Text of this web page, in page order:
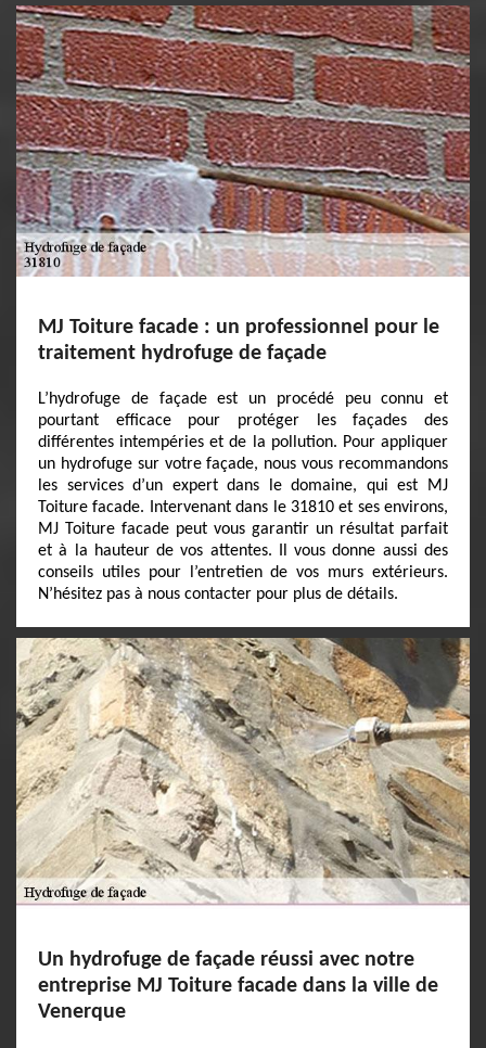
MJ Toiture facade : un professionnel pour le
traitement hydrofuge de façade
L’hydrofuge de façade est un procédé peu connu et
pourtant efficace pour protéger les façades des
différentes intempéries et de la pollution. Pour appliquer
un hydrofuge sur votre façade, nous vous recommandons
les services d’un expert dans le domaine, qui est MJ
Toiture facade. Intervenant dans le 31810 et ses environs,
MJ Toiture facade peut vous garantir un résultat parfait
et à la hauteur de vos attentes. Il vous donne aussi des
conseils utiles pour l’entretien de vos murs extérieurs.
N’hésitez pas à nous contacter pour plus de détails.
Un hydrofuge de façade réussi avec notre
entreprise MJ Toiture facade dans la ville de
Venerque